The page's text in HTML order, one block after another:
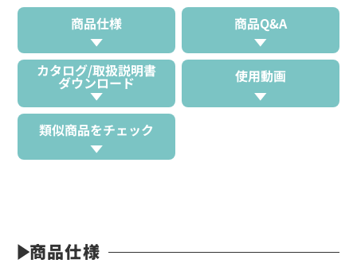
商品仕様 商品Q&A
カタログ/取扱説明書
ダウンロード 使用動画
類似商品をチェック
商品仕様